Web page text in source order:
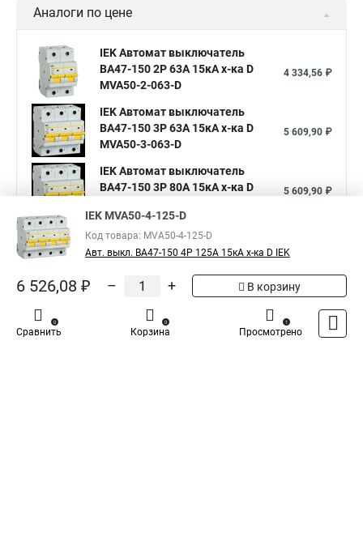
Аналоги по цене
IEK Автомат выключатель
ВА47-150 2Р 63А 15кА х-ка D
MVA50-2-063-D
4 334,56 ₽
IEK Автомат выключатель
ВА47-150 3Р 63А 15кА х-ка D
MVA50-3-063-D
5 609,90 ₽
IEK Автомат выключатель
ВА47-150 3Р 80А 15кА х-ка D
5 609,90 ₽
Общая оценка товара: 1
IEK MVA50-4-125-D
Код товара: MVA50-4-125-D
Авт. выкл. ВА47-150 4Р 125А 15кА х-ка D IEK
6 526,08 ₽ – + В корзину
Сравнить
0
Корзина
0
Просмотрено
1